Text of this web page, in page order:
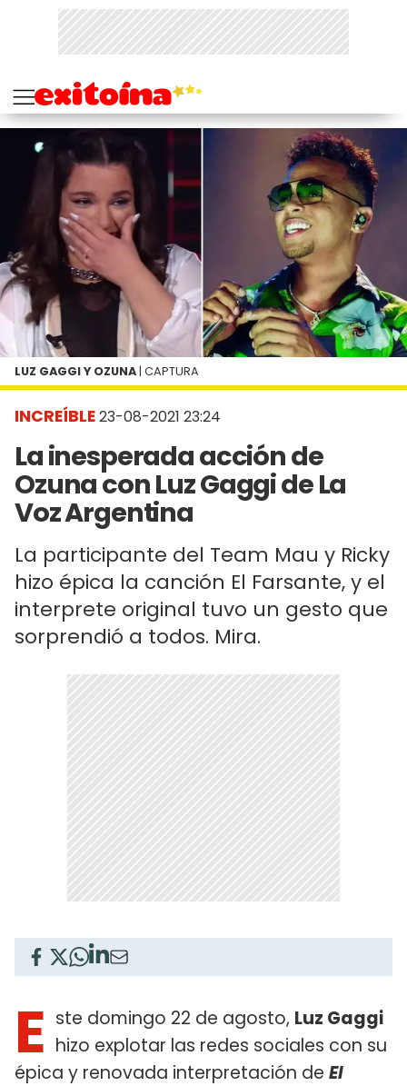
INCREÍBLE23-08-2021 23:24
La inesperada acción de
Ozuna con Luz Gaggi de La
Voz Argentina
La participante del Team Mau y Ricky
hizo épica la canción El Farsante, y el
interprete original tuvo un gesto que
sorprendió a todos. Mira.
LUZ GAGGI Y OZUNA | CAPTURA
E ste domingo 22 de agosto, Luz Gaggi
hizo explotar las redes sociales con su
épica y renovada interpretación de El